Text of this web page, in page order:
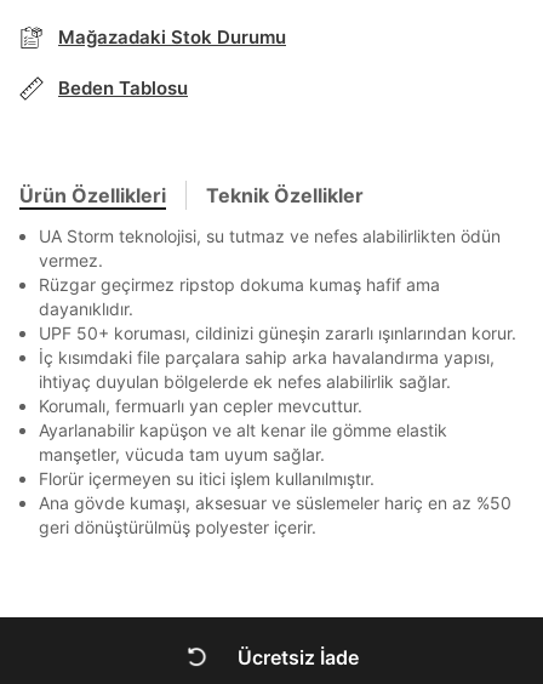
Ziraat Bankası Ziraat Bankası
QNB QNB 4
AnadoluBank World 3
Kapat
Mağazadaki Stok Durumu
Beden Tablosu
Ürün Özellikleri Teknik Özellikler
UA Storm teknolojisi, su tutmaz ve nefes alabilirlikten ödün
vermez.
Rüzgar geçirmez ripstop dokuma kumaş hafif ama
dayanıklıdır.
UPF 50+ koruması, cildinizi güneşin zararlı ışınlarından korur.
İç kısımdaki file parçalara sahip arka havalandırma yapısı,
ihtiyaç duyulan bölgelerde ek nefes alabilirlik sağlar.
Korumalı, fermuarlı yan cepler mevcuttur.
Ayarlanabilir kapüşon ve alt kenar ile gömme elastik
manşetler, vücuda tam uyum sağlar.
Florür içermeyen su itici işlem kullanılmıştır.
Ana gövde kumaşı, aksesuar ve süslemeler hariç en az %50
geri dönüştürülmüş polyester içerir.
Mağazada Bul
Beden Seçin
Ürün stoklara geldiğindemail adresinize
bildirim göndereceğiz.
Kapat
Ücretsiz İade
Term Of Use
aşağıdaki bilgileri giriniz.
Sipariş Numaranız *
Şifre*
En az 1 özel karakter
Aşağıdakileri okudum ve kabul ediyorum:
Kişisel verileriniz
Aydınlatma Metni
Hüküm ve Koşullar
uyarınca işlenecektir. Kişisel verilerimin Doğuş
Perakende Satış Giyim ve Aksesuar Ticaret A.Ş.
tarafından ticari elektronik ileti gönderilmesi amacıyla
işlenmesini kabul ediyorum.
Sms
E-mail
Çağrı Merkezi / Arama
Kişisel verilerimin Doğuş Perakende Satış Giyim ve
Aksesuar Ticaret A.Ş. bünyesinde yer alan
Kimlik, iletişim ve müşteri işlem verilerimin alınan
ile gelen kodu girerek telefon numaranızı doğrulayın.
GÖNDER
ile gelen kodu girerek telefon numaranızı doğrulayın.
GÖNDER